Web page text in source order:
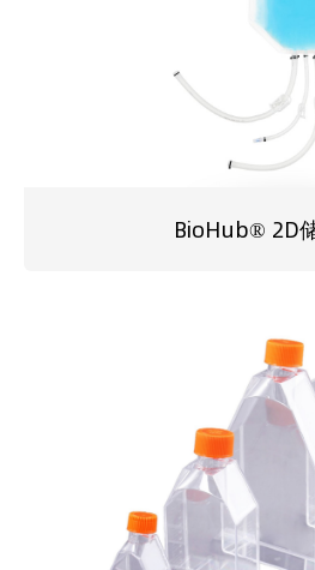
BioHub® 2D